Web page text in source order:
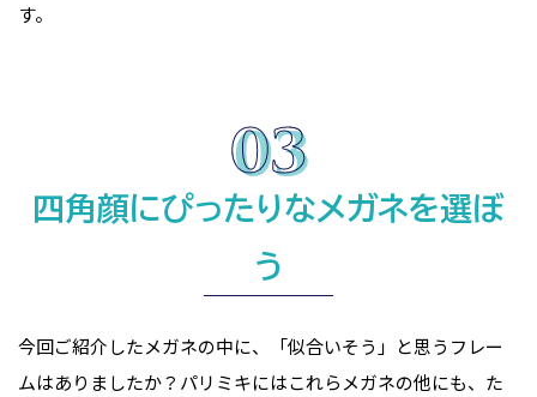
す。
四角顔にぴったりなメガネを選ぼ
う
今回ご紹介したメガネの中に、「似合いそう」と思うフレー
ムはありましたか？パリミキにはこれらメガネの他にも、た